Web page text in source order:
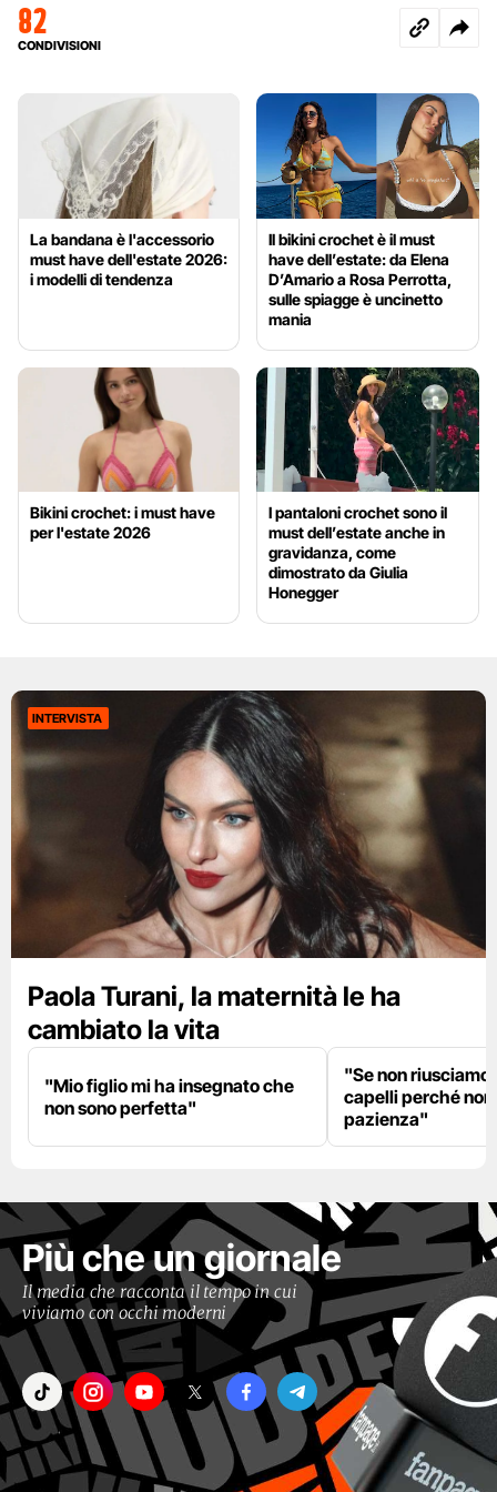
82
CONDIVISIONI
La bandana è l'accessorio
must have dell'estate 2026:
i modelli di tendenza
Il bikini crochet è il must
have dell’estate: da Elena
D’Amario a Rosa Perrotta,
sulle spiagge è uncinetto
mania
Bikini crochet: i must have
per l'estate 2026
I pantaloni crochet sono il
must dell’estate anche in
gravidanza, come
dimostrato da Giulia
Honegger
INTERVISTA
Paola Turani, la maternità le ha
cambiato la vita
"Mio figlio mi ha insegnato che
non sono perfetta"
"Se non riusciamo
capelli perché
pazienza"
Più che un giornale
Il media che racconta il tempo in cui
viviamo con occhi moderni